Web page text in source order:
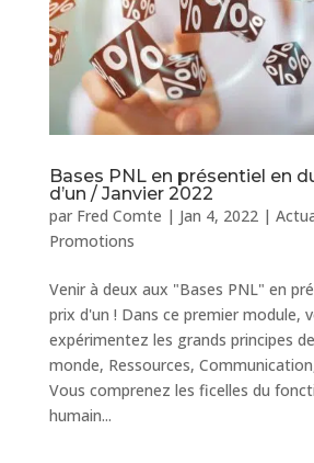
Bases PNL en présentiel en
d’un / Janvier 2022
par Fred Comte | Jan 4, 2022|
Promotions
Venir à deux aux "Bases PNL" en
prix d'un ! Dans ce premier module,
expérimentez les grands principes
monde, Ressources,
Vous comprenez les ficelles du
humain...